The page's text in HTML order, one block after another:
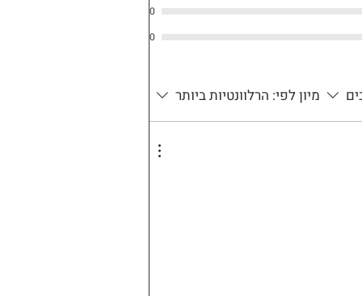
0
0
מיון לפי: הרלוונטיות ביותר